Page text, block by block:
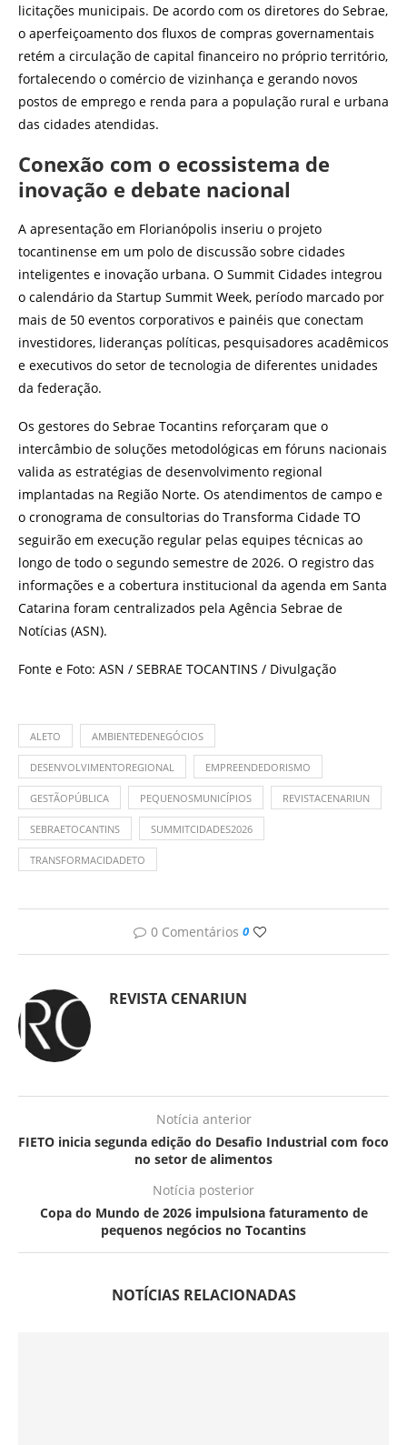
licitações municipais. De acordo com os diretores do Sebrae,
o aperfeiçoamento dos fluxos de compras governamentais
retém a circulação de capital financeiro no próprio território,
fortalecendo o comércio de vizinhança e gerando novos
postos de emprego e renda para a população rural e urbana
das cidades atendidas.
Conexão com o ecossistema de
inovação e debate nacional
A apresentação em Florianópolis inseriu o projeto
tocantinense em um polo de discussão sobre cidades
inteligentes e inovação urbana. O Summit Cidades integrou
o calendário da Startup Summit Week, período marcado por
mais de 50 eventos corporativos e painéis que conectam
investidores, lideranças políticas, pesquisadores acadêmicos
e executivos do setor de tecnologia de diferentes unidades
da federação.
Os gestores do Sebrae Tocantins reforçaram que o
intercâmbio de soluções metodológicas em fóruns nacionais
valida as estratégias de desenvolvimento regional
implantadas na Região Norte. Os atendimentos de campo e
o cronograma de consultorias do Transforma Cidade TO
seguirão em execução regular pelas equipes técnicas ao
longo de todo o segundo semestre de 2026. O registro das
informações e a cobertura institucional da agenda em Santa
Catarina foram centralizados pela Agência Sebrae de
Notícias (ASN).
Fonte e Foto: ASN / SEBRAE TOCANTINS / Divulgação
ALETO AMBIENTEDENEGÓCIOS
DESENVOLVIMENTOREGIONAL EMPREENDEDORISMO
GESTÃOPÚBLICA PEQUENOSMUNICÍPIOS REVISTACENARIUN
SEBRAETOCANTINS SUMMITCIDADES2026
TRANSFORMACIDADETO
0 Comentários 0
REVISTA CENARIUN
Notícia anterior
FIETO inicia segunda edição do Desafio Industrial com foco
no setor de alimentos
Notícia posterior
Copa do Mundo de 2026 impulsiona faturamento de
pequenos negócios no Tocantins
NOTÍCIAS RELACIONADAS